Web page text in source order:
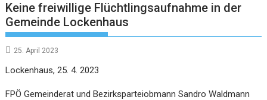
Keine freiwillige Flüchtlingsaufnahme in der
Gemeinde Lockenhaus
25. April 2023
Lockenhaus, 25. 4. 2023
FPÖ Gemeinderat und Bezirksparteiobmann Sandro Waldmann